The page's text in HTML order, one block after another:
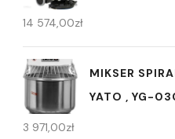
14 574,00zł
MIKSER
YATO , YG-
3 971,00zł